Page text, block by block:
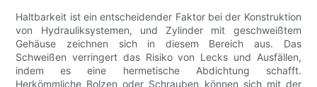
Haltbarkeit ist ein entscheidender Faktor bei der Konstruktion
von Hydrauliksystemen, und Zylinder mit geschweißtem
Gehäuse zeichnen sich in diesem Bereich aus. Das
Schweißen verringert das Risiko von Lecks und Ausfällen,
indem es eine hermetische Abdichtung schafft.
Herkömmliche Bolzen oder Schrauben können sich mit der